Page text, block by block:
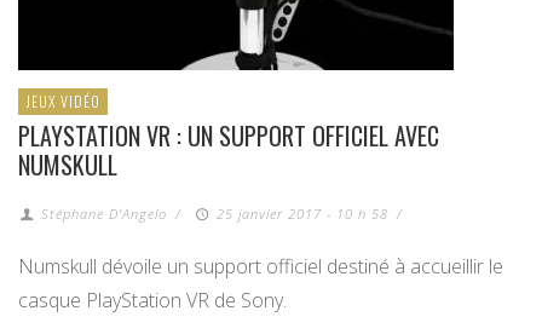
JEUX VIDÉO
PLAYSTATION VR : UN SUPPORT OFFICIEL AVEC
NUMSKULL
Stéphane D'Angelo / 25 janvier 2017 - 10 h 58 /
Numskull dévoile un support officiel destiné à accueillir le
casque PlayStation VR de Sony.